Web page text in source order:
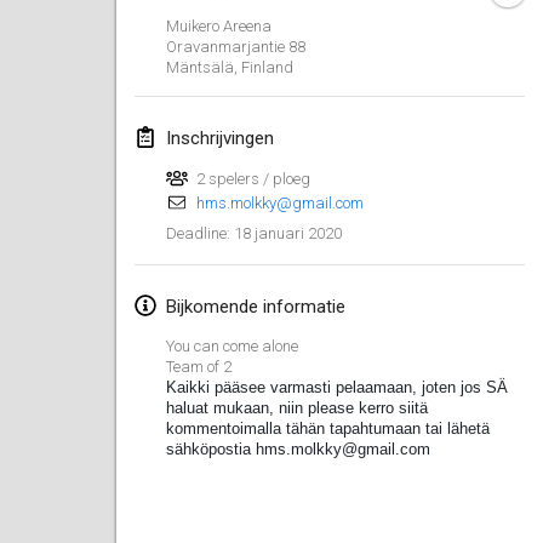
Muikero Areena
Oravanmarjantie 88
Mäntsälä Finland
Inschrijvingen
2 spelers / ploeg
hms.molkky@gmail.com
Deadline: 18 januari 2020
Bijkomende informatie
You can come alone
Team of 2
Kaikki pääsee varmasti pelaamaan, joten jos SÄ
haluat mukaan, niin please kerro siitä
kommentoimalla tähän tapahtumaan tai lähetä
sähköpostia hms.molkky@gmail.com
Tournoi d'Hiver
25 jan. 2020|Frankrijk
februari 2020
Open de l'Ourse
Möl'Krêpes
1 feb. 2020 |Frankrijk